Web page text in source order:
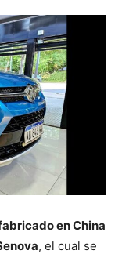
en China
, el cual se